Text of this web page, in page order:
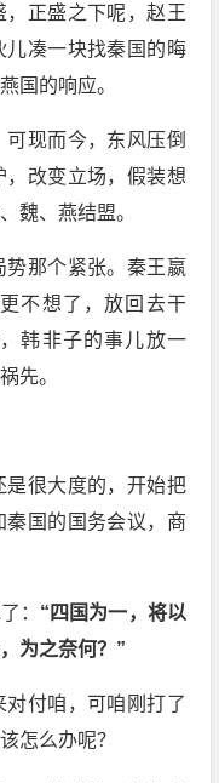
正盛之下呢，赵王
凑一块找秦国的晦
国的响应。
现而今，东风压倒
改变立场，假装想
魏、燕结盟。
那个紧张。秦王嬴
不想了，放回去干
韩非子的事儿放一
先。
很大度的，开始把
国的国务会议，商
： “四国为一，将以
为之奈何？”
付咱，可咱刚打了
怎么办呢？